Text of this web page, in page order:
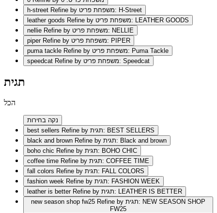
h-street
Refine by משפחת פריט: H-Street
leather goods
Refine by משפחת פריט: LEATHER GOODS
nellie
Refine by משפחת פריט: NELLIE
piper
Refine by משפחת פריט: PIPER
puma tackle
Refine by משפחת פריט: Puma Tackle
speedcat
Refine by משפחת פריט: Speedcat
תגית
הכל
נקה בחירות
best sellers
Refine by תגית: BEST SELLERS
black and brown
Refine by תגית: Black and brown
boho chic
Refine by תגית: BOHO CHIC
coffee time
Refine by תגית: COFFEE TIME
fall colors
Refine by תגית: FALL COLORS
fashion week
Refine by תגית: FASHION WEEK
leather is better
Refine by תגית: LEATHER IS BETTER
new season shop fw25 Refine by תגית: NEW SEASON SHOP
FW25